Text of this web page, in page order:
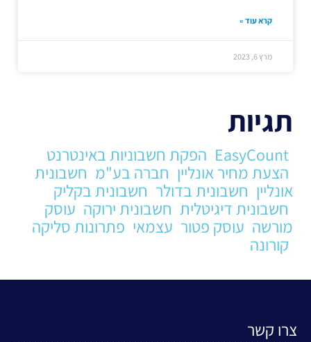
קרא עוד »
מרץ 6, 2023
תגיות
EasyCount הפקת חשבוניות באינטרנט
הצעת מחיר אונליין חברה בע"מ חשבונית
אונליין חשבונית בדולר חשבונית בקליק
חשבונית דיגיטלית חשבונית ירוקה עוסק
מורשה עוסק פטור עצמאי פתרונות סליקה
קורונה
צרו קשר